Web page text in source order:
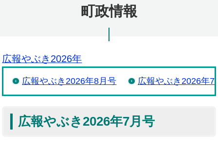
町政情報
広報やぶき2026年
広報やぶき2026年8月号 広報やぶき2026年7
広報やぶき2026年7月号